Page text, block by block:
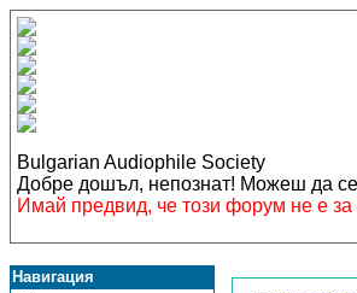
Bulgarian Audiophile Society
Добре дошъл, непознат! Можеш да
Имай предвид, че този форум не е
Навигация